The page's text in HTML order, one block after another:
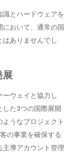
識とハードウェアを
おいて、通常の国
ありませんでし
展
ウェイと協力し
した3つの国際展開
うなプロジェクト
の事業を確保する
主導アカウント管理